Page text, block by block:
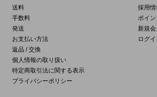
送料
手数料
発送
お支払い方法
返品 / 交換
個人情報の取り扱い
特定商取引法に関する表示
プライバシーポリシー
採用情
ポイ
新規
ログイ